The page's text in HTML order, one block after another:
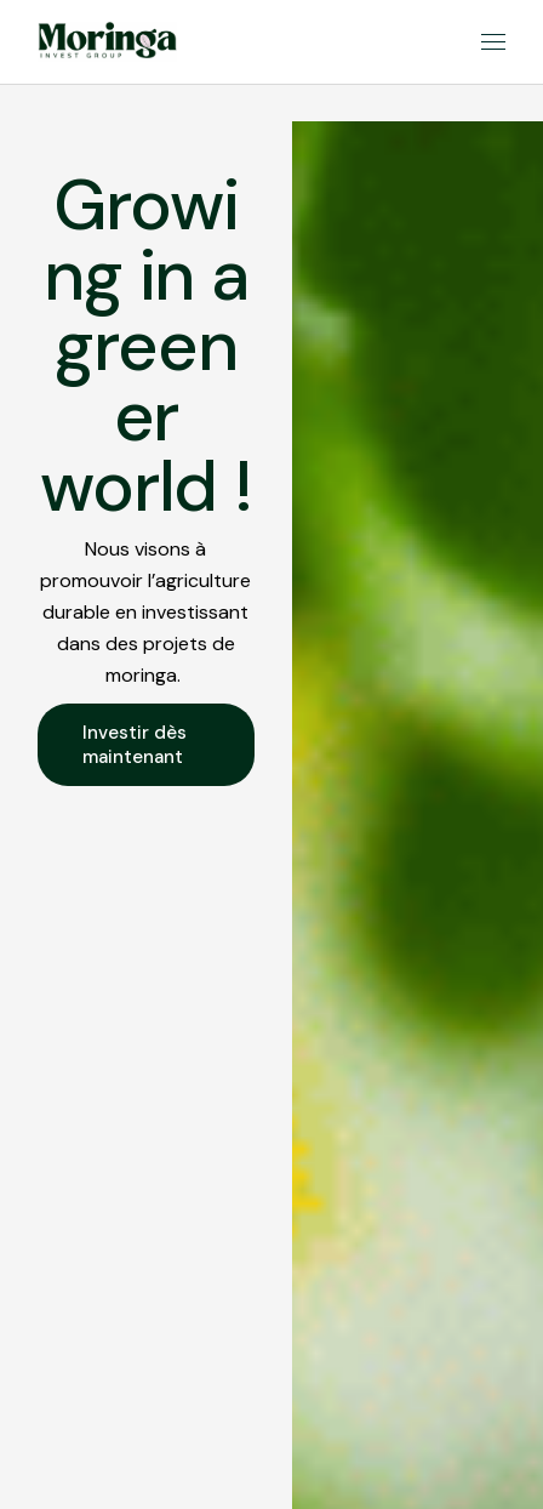
Growi
ng in a
green
er
world !
Nous visons à
promouvoir l’agriculture
durable en investissant
dans des projets de
moringa.
Investir dès
maintenant